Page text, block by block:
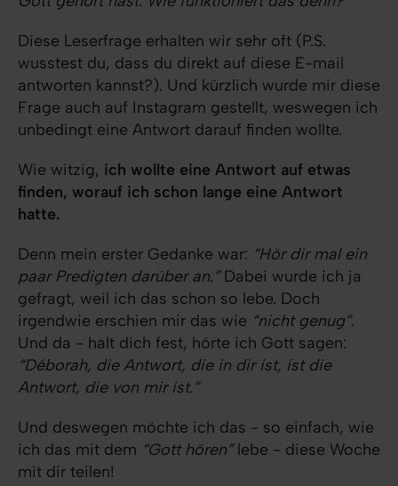
Diese Leserfrage erhalten wir sehr oft (P.S.
wusstest du, dass du direkt auf diese E-mail
antworten kannst?). Und kürzlich wurde mir diese
Frage auch auf Instagram gestellt, weswegen ich
unbedingt eine Antwort darauf finden wollte.
Wie witzig, ich wollte eine Antwort auf etwas
finden, worauf ich schon lange eine Antwort
hatte.
Denn mein erster Gedanke war: “Hör dir mal ein
paar Predigten darüber an.”Dabei wurde ich ja
gefragt, weil ich das schon so lebe. Doch
irgendwie erschien mir das wie “nicht genug”.
Und da - halt dich fest, hörte ich Gott sagen:
“Déborah, die Antwort, die in dir ist, ist die
Antwort, die von mir ist.”
Und deswegen möchte ich das - so einfach, wie
ich das mit dem “Gott hören”lebe - diese Woche
mit dir teilen!